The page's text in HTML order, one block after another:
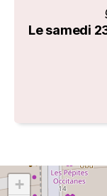
Le samedi
+